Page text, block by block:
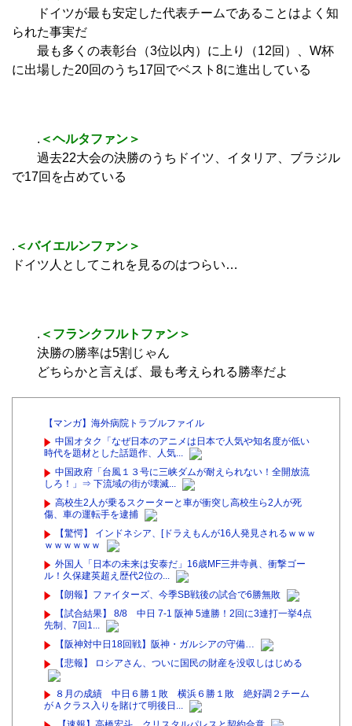
ドイツが最も安定した代表チームであることはよく知
られた事実だ
最も多くの表彰台（3位以内）に上り（12回）、W杯
に出場した20回のうち17回でベスト8に進出している
. ＜ヘルタファン＞
過去22大会の決勝のうちドイツ、イタリア、ブラジル
で17回を占めている
. ＜バイエルンファン＞
ドイツ人としてこれを見るのはつらい…
. ＜フランクフルトファン＞
決勝の勝率は5割じゃん
どちらかと言えば、最も考えられる勝率だよ
【マンガ】海外病院トラブルファイル
中国オタク「なぜ日本のアニメは日本で人気や知名度が低い
時代を題材とした話題作、人気...
中国政府「台風１３号に三峡ダムが耐えられない！全開放流
しろ！」⇒ 下流域の街が壊滅...
高校生2人が乗るスクーターと車が衝突し高校生ら2人が死
傷、車の運転手を逮捕
【驚愕】 インドネシア、[ドラえもんが16人発見されるｗｗｗ
ｗｗｗｗｗｗ
外国人「日本の未来は安泰だ」16歳MF三井寺眞、衝撃ゴー
ル！久保建英超え歴代2位の...
【朗報】ファイターズ、今季SB戦後の試合で6勝無敗
【試合結果】 8/8 中日 7-1 阪神 5連勝！2回に3連打一挙4点
先制、7回1...
【阪神対中日18回戦】阪神・ガルシアの守備…
【悲報】 ロシアさん、ついに国民の財産を没収しはじめる
８月の成績 中日６勝１敗 横浜６勝１敗 絶好調２チーム
がＡクラス入りを賭けて明後日...